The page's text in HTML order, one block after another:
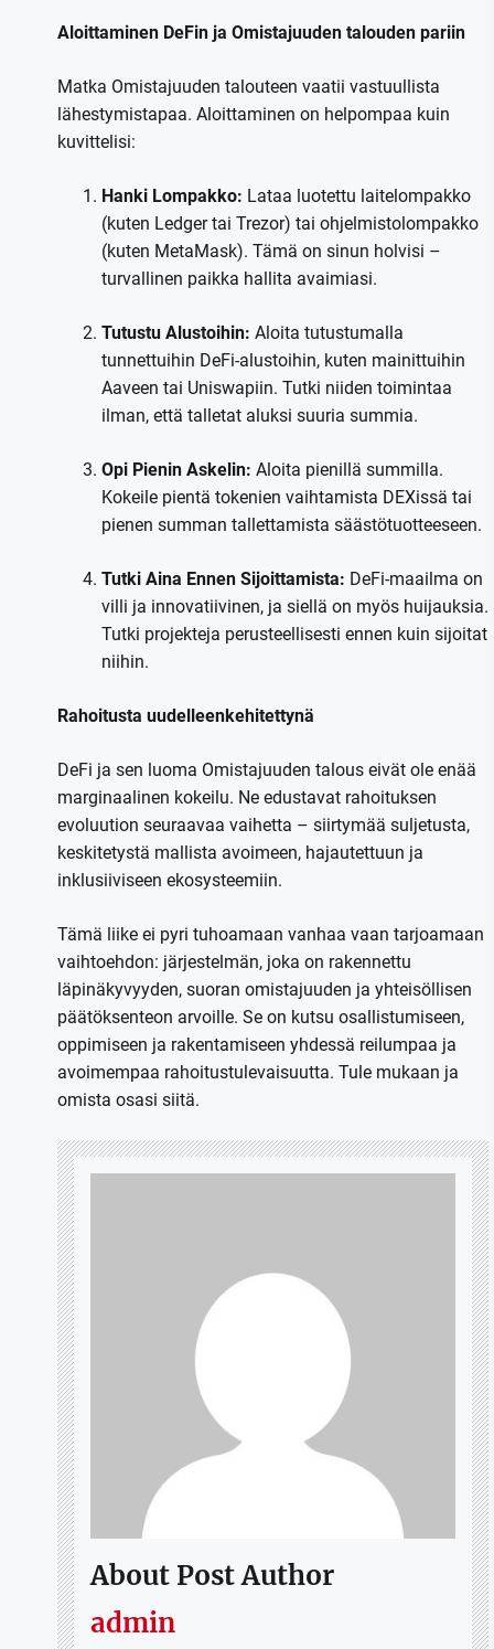
Aloittaminen DeFin ja Omistajuuden talouden pariin
Matka Omistajuuden talouteen vaatii vastuullista
lähestymistapaa. Aloittaminen on helpompaa kuin
kuvittelisi:
Hanki Lompakko: Lataa luotettu laitelompakko
(kuten Ledger tai Trezor) tai ohjelmistolompakko
(kuten MetaMask). Tämä on sinun holvisi –
turvallinen paikka hallita avaimiasi.
Tutustu Alustoihin: Aloita tutustumalla
tunnettuihin DeFi-alustoihin, kuten mainittuihin
Aaveen tai Uniswapiin. Tutki niiden toimintaa
ilman, että talletat aluksi suuria summia.
Opi Pienin Askelin: Aloita pienillä summilla.
Kokeile pientä tokenien vaihtamista DEXissä tai
pienen summan tallettamista säästötuotteeseen.
Tutki Aina Ennen Sijoittamista: DeFi-maailma on
villi ja innovatiivinen, ja siellä on myös huijauksia.
Tutki projekteja perusteellisesti ennen kuin sijoitat
niihin.
Rahoitusta uudelleenkehitettynä
DeFi ja sen luoma Omistajuuden talous eivät ole enää
marginaalinen kokeilu. Ne edustavat rahoituksen
evoluution seuraavaa vaihetta – siirtymää suljetusta,
keskitetystä mallista avoimeen, hajautettuun ja
inklusiiviseen ekosysteemiin.
Tämä liike ei pyri tuhoamaan vanhaa vaan tarjoamaan
vaihtoehdon: järjestelmän, joka on rakennettu
läpinäkyvyyden, suoran omistajuuden ja yhteisöllisen
päätöksenteon arvoille. Se on kutsu osallistumiseen,
oppimiseen ja rakentamiseen yhdessä reilumpaa ja
avoimempaa rahoitustulevaisuutta. Tule mukaan ja
omista osasi siitä.
About Post Author
admin